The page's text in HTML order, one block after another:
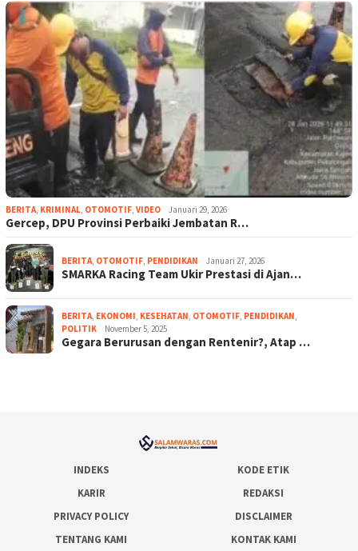
BERITA, KRIMINAL, OTOMOTIF, VIDEO Januari 29, 2026
Gercep, DPU Provinsi Perbaiki Jembatan R…
BERITA, OTOMOTIF, PENDIDIKAN Januari 27, 2026
SMARKA Racing Team Ukir Prestasi di Ajan…
BERITA, EKONOMI, KESEHATAN, OTOMOTIF, PENDIDIKAN,
POLITIK
November 5, 2025
Gegara Berurusan dengan Rentenir?, Atap …
INDEKS
KODE ETIK
KARIR
REDAKSI
PRIVACY POLICY
DISCLAIMER
TENTANG KAMI
KONTAK KAMI